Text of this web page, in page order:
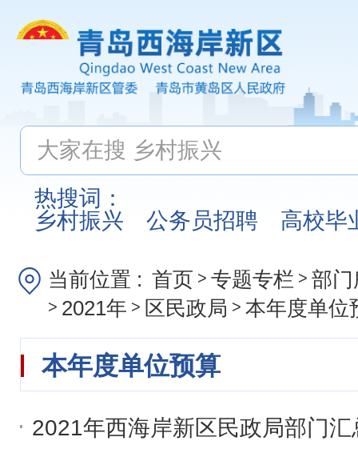
热搜词：
乡村振兴
公务员招聘 高校毕
当前位置 : 首页 > 专题专栏 > 部
> 2021年 > 区民政局 > 本年度单位
本年度单位预算
2021年西海岸新区民政局部门汇